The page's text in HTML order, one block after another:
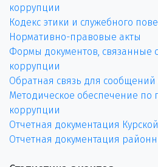
коррупции
Кодекс этики и служебного
Нормативно-правовые акты
Формы документов, связанные
коррупции
Обратная связь для
Методическое обеспечение по
коррупции
Отчетная документация
Отчетная документация